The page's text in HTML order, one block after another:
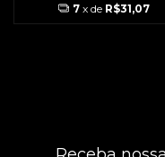
7 x de R$31,07